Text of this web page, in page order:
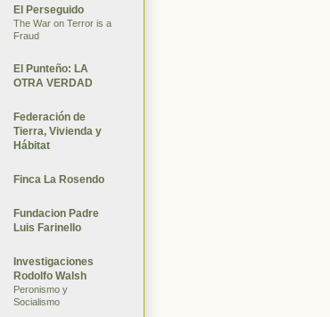
El Perseguido
The War on Terror is a
Fraud
El Punteño: LA
OTRA VERDAD
Federación de
Tierra, Vivienda y
Hábitat
Finca La Rosendo
Fundacion Padre
Luis Farinello
Investigaciones
Rodolfo Walsh
Peronismo y
Socialismo